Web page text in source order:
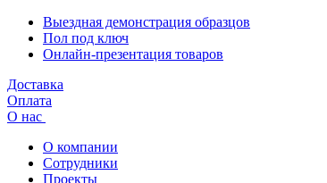
Выездная демонстрация образцов
Пол под ключ
Онлайн-презентация товаров
Доставка
Оплата
О нас
О компании
Сотрудники
Проекты